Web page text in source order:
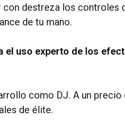
destreza los controles
de tu mano.
el uso experto de los
como DJ. A un
de élite.